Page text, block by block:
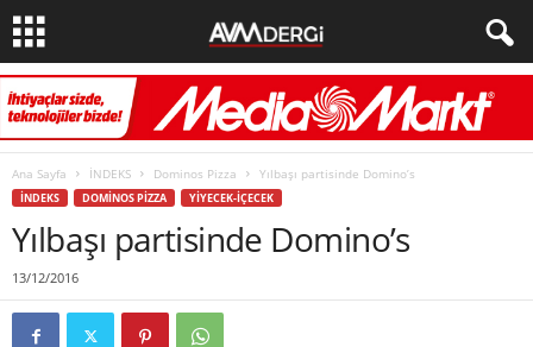
Ana Sayfa İNDEKS Dominos Pizza Yılbaşı partisinde Domino’s
İNDEKS DOMINOS PIZZA YIYECEK-İÇECEK
Yılbaşı partisinde Domino’s
13/12/2016